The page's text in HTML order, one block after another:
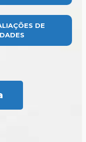
DE